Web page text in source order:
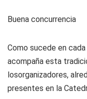
Buena concurrencia
Como sucede en
acompaña esta
losorganizadores,
presentes en la